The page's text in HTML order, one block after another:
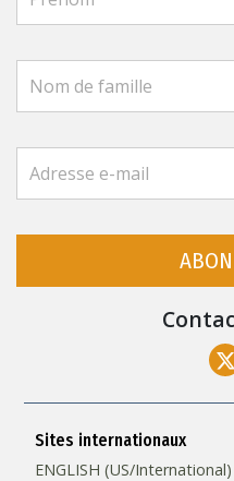
Sites internationaux
ENGLISH (US/International)